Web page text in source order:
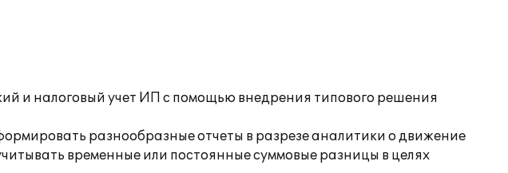
и налоговый учет ИП с помощью внедрения типового решения
разнообразные отчеты в разрезе аналитики о движение
временные или постоянные суммовые разницы в целях